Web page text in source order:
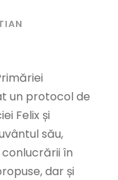
un protocol de
Felix și
său,
în
dar și